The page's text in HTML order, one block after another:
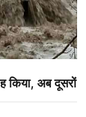
किया, अब दूसरों